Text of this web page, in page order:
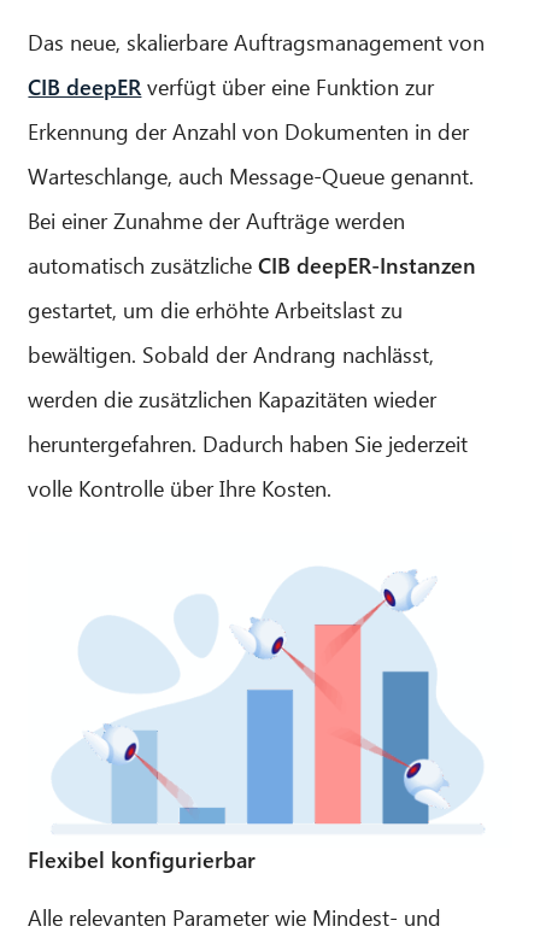
Das neue, skalierbare Auftragsmanagement von
CIB deepER verfügt über eine Funktion zur
Erkennung der Anzahl von Dokumenten in der
Warteschlange, auch Message-Queue genannt.
Bei einer Zunahme der Aufträge werden
automatisch zusätzlicheCIB deepER-Instanzen
gestartet, um die erhöhte Arbeitslast zu
bewältigen. Sobald der Andrang nachlässt,
werden die zusätzlichen Kapazitäten wieder
heruntergefahren. Dadurch haben Sie jederzeit
volle Kontrolle über Ihre Kosten.
Flexibel konfigurierbar
Alle relevanten Parameter wie Mindest- und